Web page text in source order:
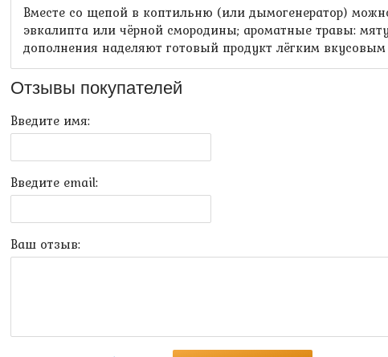
Вместе со щепой в коптильню (или дымогенератор)
эвкалипта или чёрной смородины; ароматные травы:
дополнения наделяют готовый продукт лёгким
Отзывы покупателей
Введите имя:
Введите email:
Ваш отзыв: